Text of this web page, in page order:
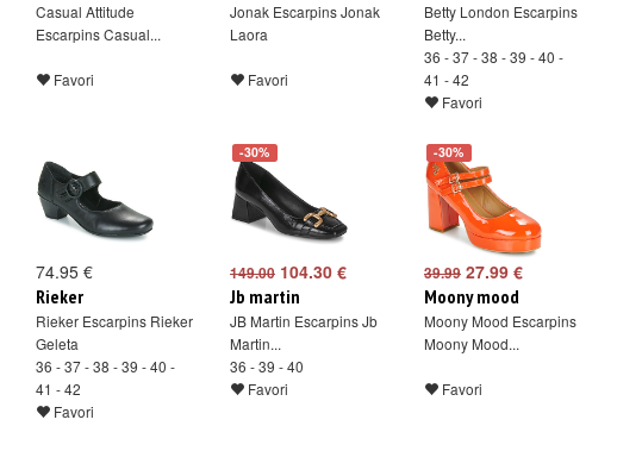
Casual Attitude
Escarpins Casual...
Favori
Jonak Escarpins Jonak
Laora
Favori
Betty London Escarpins
Betty...
36 - 37 - 38 - 39 - 40 -
41 - 42
Favori
74.95 €
Rieker
Rieker Escarpins Rieker
Geleta
36 - 37 - 38 - 39 - 40 -
41 - 42
Favori
-30%
149.00 104.30 €
Jb martin
JB Martin Escarpins Jb
Martin...
36 - 39 - 40
Favori
-30%
39.99 27.99 €
Moony mood
Moony Mood Escarpins
Moony Mood...
Favori